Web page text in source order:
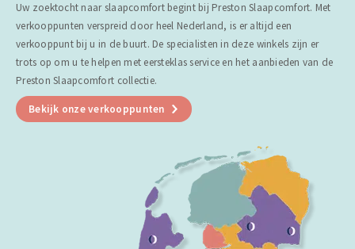
Uw zoektocht naar slaapcomfort begint bij Preston Slaapcomfort. Met
verkooppunten verspreid door heel Nederland, is er altijd een
verkooppunt bij u in de buurt. De specialisten in deze winkels zijn er
trots op om u te helpen met eersteklas service en het aanbieden van de
Preston Slaapcomfort collectie.
Bekijk onze verkooppunten